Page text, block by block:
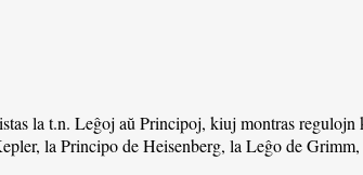
la t.n. Leĝoj aŭ Principoj, kiuj montras
la Principo de Heisenberg, la Leĝo de